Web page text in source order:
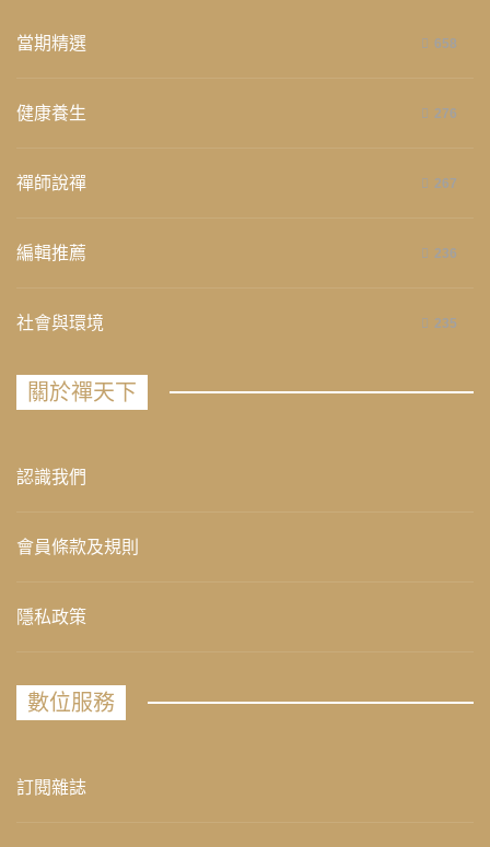
當期精選 658
健康養生 276
禪師說禪 267
編輯推薦 236
社會與環境 235
關於禪天下
認識我們
會員條款及規則
隱私政策
數位服務
訂閱雜誌